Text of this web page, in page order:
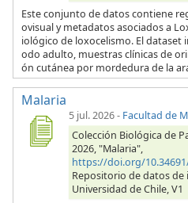
Este conjunto de datos contiene
ovisual y metadatos asociados a
iológico de loxocelismo. El dataset
odo adulto, muestras clínicas de
ón cutánea por mordedura de la
Malaria
5 jul. 2026- Facultad de
Colección Biológica de
2026, "Malaria",
https://doi.org/
Repositorio de datos de
Universidad de Chile, V1